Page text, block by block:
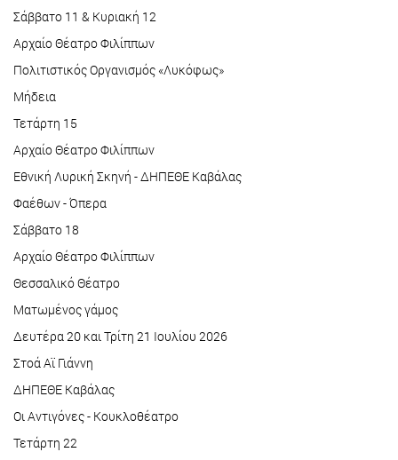
Σάββατο 11 & Κυριακή 12
Αρχαίο Θέατρο Φιλίππων
Πολιτιστικός Οργανισμός «Λυκόφως»
Μήδεια
Τετάρτη 15
Αρχαίο Θέατρο Φιλίππων
Εθνική Λυρική Σκηνή - ΔΗΠΕΘΕ Καβάλας
Φαέθων - Όπερα
Σάββατο 18
Αρχαίο Θέατρο Φιλίππων
Θεσσαλικό Θέατρο
Ματωμένος γάμος
Δευτέρα 20 και Τρίτη 21 Ιουλίου 2026
Στοά Αϊ Γιάννη
ΔΗΠΕΘΕ Καβάλας
Οι Αντιγόνες - Κουκλοθέατρο
Τετάρτη 22